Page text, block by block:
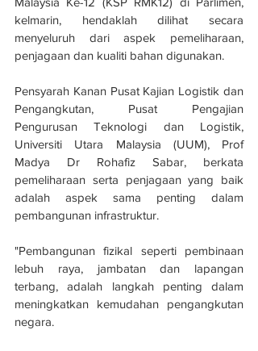
kelmarin, hendaklah dilihat secara
menyeluruh dari aspek pemeliharaan,
penjagaan dan kualiti bahan digunakan.
Pensyarah Kanan Pusat Kajian Logistik dan
Pengangkutan, Pusat Pengajian
Pengurusan Teknologi dan Logistik,
Universiti Utara Malaysia (UUM), Prof
Madya Dr Rohafiz Sabar, berkata
pemeliharaan serta penjagaan yang baik
adalah aspek sama penting dalam
pembangunan infrastruktur.
"Pembangunan fizikal seperti pembinaan
lebuh raya, jambatan dan lapangan
terbang, adalah langkah penting dalam
meningkatkan kemudahan pengangkutan
negara.